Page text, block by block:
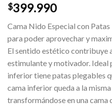
$399.990
Cama Nido Especial con
para poder aprovechar y
El sentido estético contribuye
estimulante y motivador. Ideal
inferior tiene patas plegables
cama inferior queda a la
transformándose en una cama